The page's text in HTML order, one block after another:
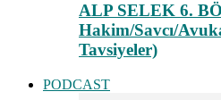
ALP SELEK 6.
Hakim/Savcı/
Tavsiyeler)
PODCAST